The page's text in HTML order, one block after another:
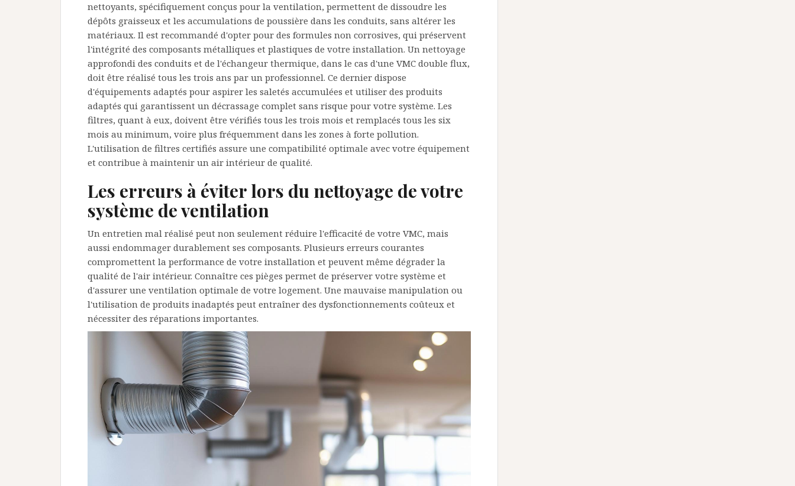
nettoyants, spécifiquement conçus pour la ventilation, permettent de dissoudre les
dépôts graisseux et les accumulations de poussière dans les conduits, sans altérer les
matériaux. Il est recommandé d'opter pour des formules non corrosives, qui préservent
l'intégrité des composants métalliques et plastiques de votre installation. Un nettoyage
approfondi des conduits et de l'échangeur thermique, dans le cas d'une VMC double flux,
doit être réalisé tous les trois ans par un professionnel. Ce dernier dispose
d'équipements adaptés pour aspirer les saletés accumulées et utiliser des produits
adaptés qui garantissent un décrassage complet sans risque pour votre système. Les
filtres, quant à eux, doivent être vérifiés tous les trois mois et remplacés tous les six
mois au minimum, voire plus fréquemment dans les zones à forte pollution.
L'utilisation de filtres certifiés assure une compatibilité optimale avec votre équipement
et contribue à maintenir un air intérieur de qualité.
Les erreurs à éviter lors du nettoyage de votre
système de ventilation
Un entretien mal réalisé peut non seulement réduire l'efficacité de votre VMC, mais
aussi endommager durablement ses composants. Plusieurs erreurs courantes
compromettent la performance de votre installation et peuvent même dégrader la
qualité de l'air intérieur. Connaître ces pièges permet de préserver votre système et
d'assurer une ventilation optimale de votre logement. Une mauvaise manipulation ou
l'utilisation de produits inadaptés peut entraîner des dysfonctionnements coûteux et
nécessiter des réparations importantes.